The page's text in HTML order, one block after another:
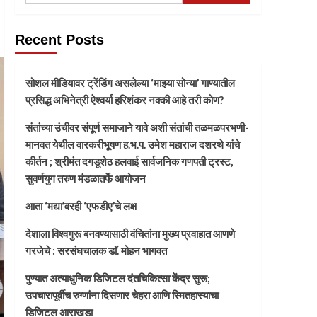
Recent Posts
सोशल मीडियावर ट्रेंडिंग असलेल्या ‘माझ्या सोन्या’ गाण्यातील
प्रसिद्ध अभिनेत्री ऐश्वर्या हरिशंकर नक्की आहे तरी कोण?
संतांच्या उंचीवर संपूर्ण समाजाने यावे अशी संतांची तळमळपरभणी-
मानवत येथील वारकरीभूषण ह.भ.प. उमेश महाराज दशरथे यांचे
कीर्तन ; श्रीमंत दगडूशेठ हलवाई सार्वजनिक गणपती ट्रस्ट,
सुवर्णयुग तरुण मंडळातर्फे आयोजन
आता ‘मद्या’वरही ‘एफडीए’चे लक्ष
देशाला विश्वगुरू बनवण्यासाठी वंचितांना मुख्य प्रवाहात आणणे
गरजेचे : सरसंघचालक डाॅ. मोहन भागवत
पुण्यात अत्याधुनिक डिजिटल दंतचिकित्सा केंद्र सुरू;
उपचारापूर्वीच रुग्णांना दिसणार चेहरा आणि स्मितहास्याचा
डिजिटल आराखडा